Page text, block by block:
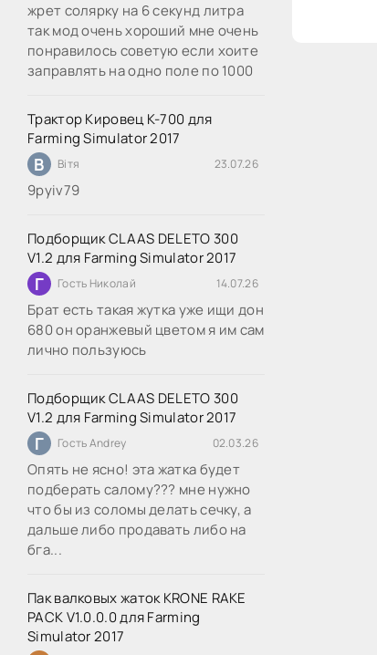
жрет солярку на 6 секунд литра
так мод очень хороший мне очень
понравилось советую если хоите
заправлять на одно поле по 1000
Трактор Кировец К-700 для
Farming Simulator 2017
В Вітя 23.07.26
9руіv79
Подборщик CLAAS DELETO 300
V1.2 для Farming Simulator 2017
Г Гость Николай 14.07.26
Брат есть такая жутка уже ищи дон
680 он оранжевый цветом я им сам
лично пользуюсь
Подборщик CLAAS DELETO 300
V1.2 для Farming Simulator 2017
Г Гость Andrey 02.03.26
Опять не ясно! эта жатка будет
подберать салому??? мне нужно
что бы из соломы делать сечку, а
дальше либо продавать либо на
бга...
Пак валковых жаток KRONE RAKE
PACK V1.0.0.0 для Farming
Simulator 2017